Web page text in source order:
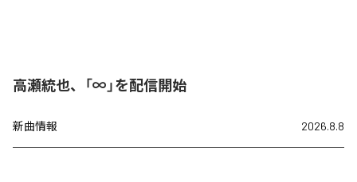
高瀬統也、「∞」を配信開始
新曲情報 2026.8.8